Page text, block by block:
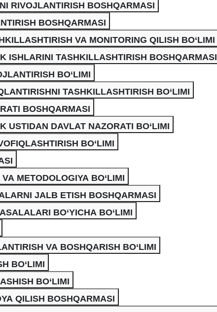
RIVOJLANTIRISH BOSHQARMASI
BOSHQARMASI
VA MONITORING QILISH BO‘LIMI
ISHLARINI TASHKILLASHTIRISH BOSHQARMASI
BO‘LIMI
TASHKILLASHTIRISH BO‘LIMI
BOSHQARMASI
USTIDAN DAVLAT NAZORATI BO‘LIMI
BO‘LIMI
METODOLOGIYA BO‘LIMI
JALB ETISH BOSHQARMASI
BO‘YICHA BO‘LIMI
VA BOSHQARISH BO‘LIMI
BO‘LIMI
BO‘LIMI
QILISH BOSHQARMASI